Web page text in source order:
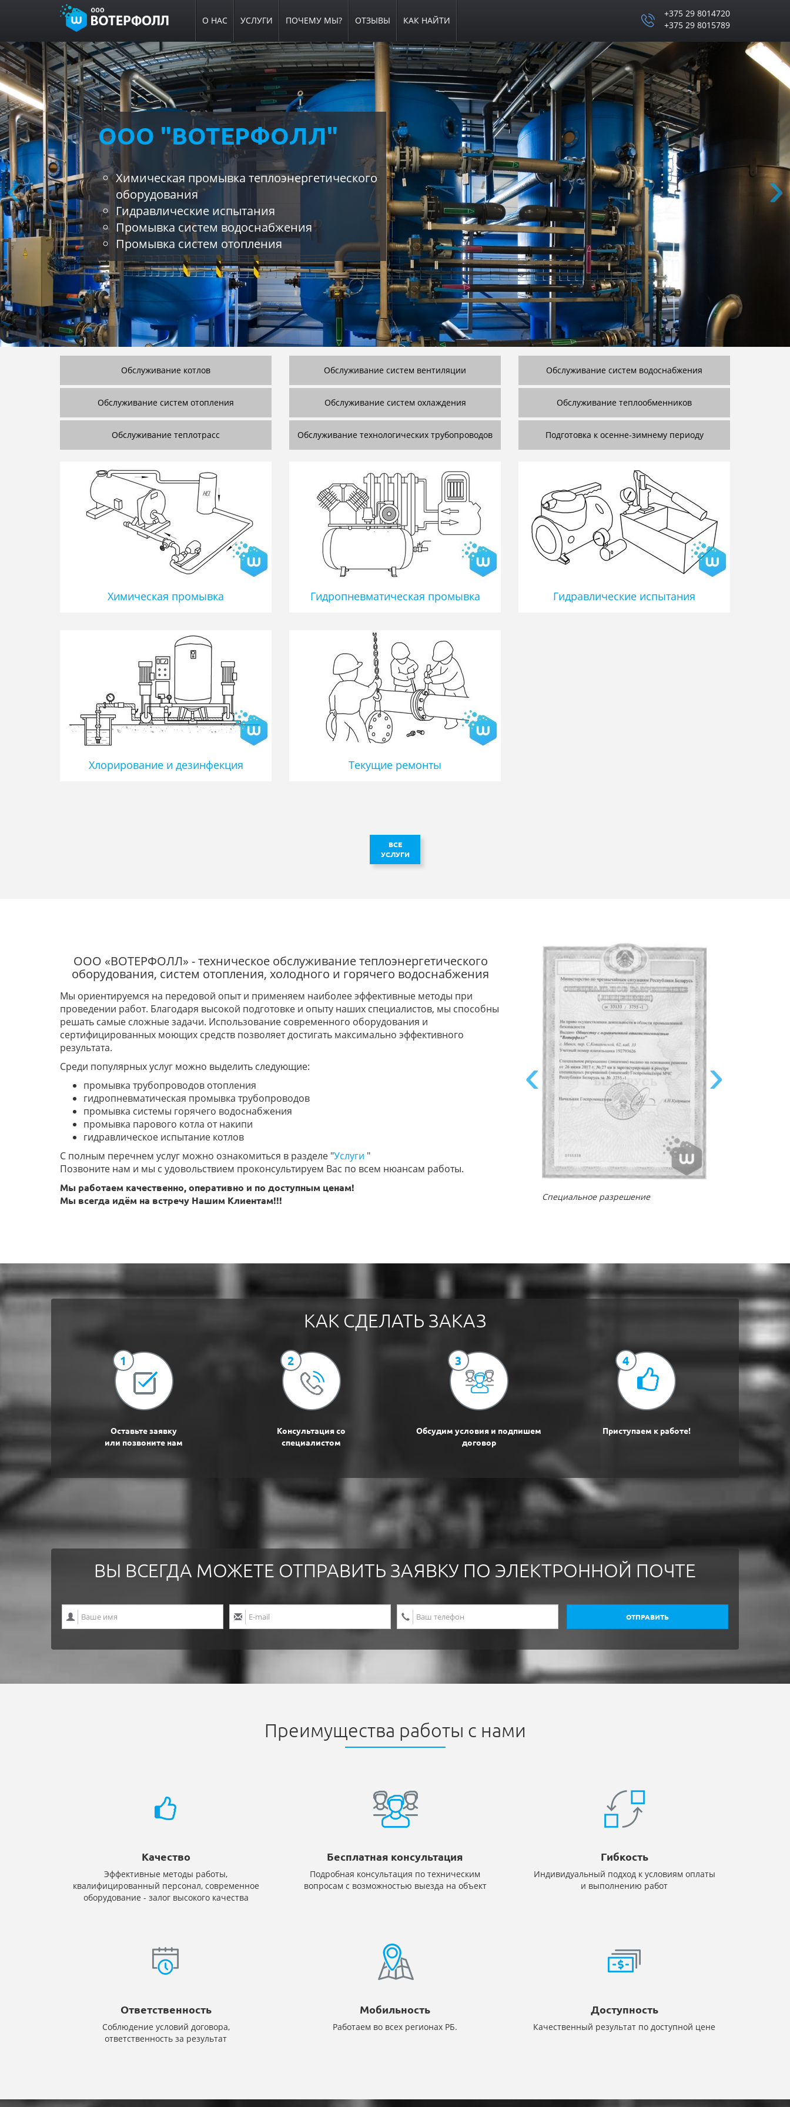
Перейти
к
основному
содержанию
О НАС УСЛУГИ ПОЧЕМУ МЫ? ОТЗЫВЫ КАК НАЙТИ
+375 29 8014720
+375 29 8015789
ООО "ВОТЕРФОЛЛ"
Химическая промывка теплоэнергетического
оборудования
Гидравлические испытания
Промывка систем водоснабжения
Промывка систем отопления
ПОДГОТОВКА К
ОСЕННЕ-ЗИМНЕМУ
ПЕРИОДУ
Поможем подготовить Вашу систему к осенне-
зимнему периоду
Назад
Обслуживание котлов Обслуживание систем вентиляции Обслуживание систем водоснабжения
Обслуживание систем отопления Обслуживание систем охлаждения Обслуживание теплообменников
Обслуживание теплотрасс Обслуживание технологических трубопроводов Подготовка к осенне-зимнему периоду
Химическая промывка Гидропневматическая промывка Гидравлические испытания
Хлорирование и дезинфекция Текущие ремонты
ВСЕ
УСЛУГИ
ООО «ВОТЕРФОЛЛ» - техническое обслуживание теплоэнергетического
оборудования, систем отопления, холодного и горячего водоснабжения
Мы ориентируемся на передовой опыт и применяем наиболее эффективные методы при
проведении работ. Благодаря высокой подготовке и опыту наших специалистов, мы способны
решать самые сложные задачи. Использование современного оборудования и
сертифицированных моющих средств позволяет достигать максимально эффективного
результата.
Среди популярных услуг можно выделить следующие:
промывка трубопроводов отопления
гидропневматическая промывка трубопроводов
промывка системы горячего водоснабжения
промывка парового котла от накипи
гидравлическое испытание котлов
С полным перечнем услуг можно ознакомиться в разделе "Услуги "
Позвоните нам и мы с удовольствием проконсультируем Вас по всем нюансам работы.
Мы работаем качественно, оперативно и по доступным ценам!
Мы всегда идём на встречу Нашим Клиентам!!!
Специальное разрешение
КАК СДЕЛАТЬ ЗАКАЗ
1
Оставьте заявку
или позвоните нам
2
Консультация со
специалистом
3
Обсудим условия и подпишем
договор
4
Приступаем к работе!
ВЫ ВСЕГДА МОЖЕТЕ ОТПРАВИТЬ ЗАЯВКУ ПО ЭЛЕКТРОННОЙ ПОЧТЕ
ОТПРАВИТЬ
Преимущества работы с нами
Качество
Эффективные методы работы,
квалифицированный персонал, современное
оборудование - залог высокого качества
Бесплатная консультация
Подробная консультация по техническим
вопросам с возможностью выезда на объект
Гибкость
Индивидуальный подход к условиям оплаты
и выполнению работ
Ответственность
Соблюдение условий договора,
ответственность за результат
Мобильность
Работаем во всех регионах РБ.
Доступность
Качественный результат по доступной цене